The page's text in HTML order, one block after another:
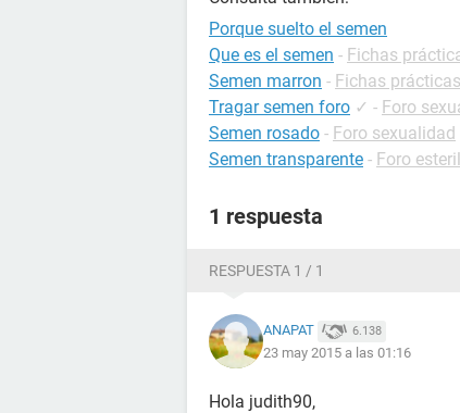
Porque suelto el semen
Que es el semen - Fichas
Semen marron - Fichas
Tragar semen foro ✓ - Foro
Semen rosado - Foro sexualidad
Semen transparente - Foro
1 respuesta
RESPUESTA 1 / 1
ANAPAT 6.138
23 may 2015 a las 01:16
Hola judith90,